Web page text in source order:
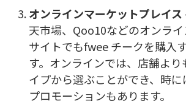
オンラインマーケットプレイス
天市場、Qoo10などのオンラ
サイトでもfwee チークを購入
す。オンラインでは、店舗よ
イプから選ぶことができ、時
プロモーションもあります。